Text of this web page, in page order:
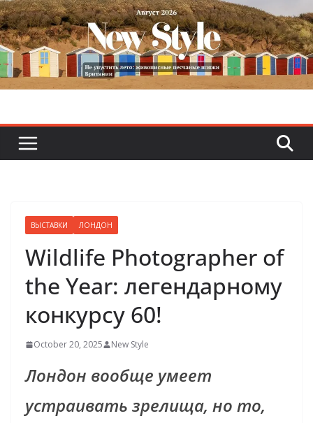
Skip
to
content
ВЫСТАВКИ ЛОНДОН
Wildlife Photographer of
the Year: легендарному
конкурсу 60!
October 20, 2025 New Style
Лондон вообще умеет
устраивать зрелища, но то,